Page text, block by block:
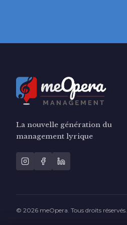
La nouvelle génération du
management lyrique
© 2026 meOpera. Tous droits réservés.